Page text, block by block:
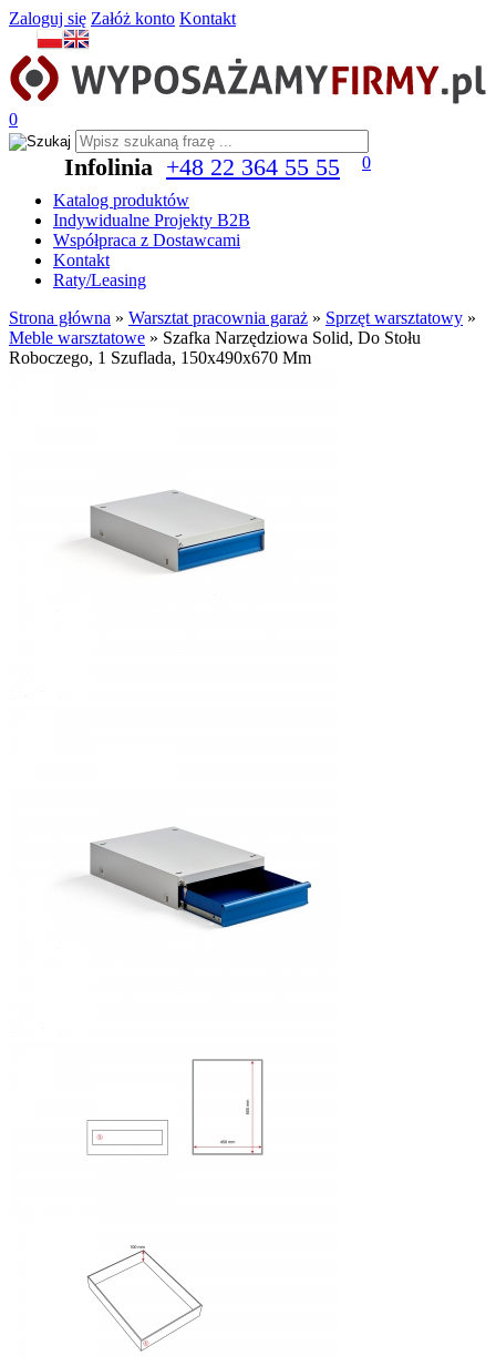
Zaloguj się Załóż konto Kontakt
0
Infolinia +48 22 364 55 55
0
Katalog produktów
Indywidualne Projekty B2B
Współpraca z Dostawcami
Kontakt
Raty/Leasing
Strona główna » Warsztat pracownia garaż » Sprzęt warsztatowy »
Meble warsztatowe » Szafka Narzędziowa Solid, Do Stołu
Roboczego, 1 Szuflada, 150x490x670 Mm